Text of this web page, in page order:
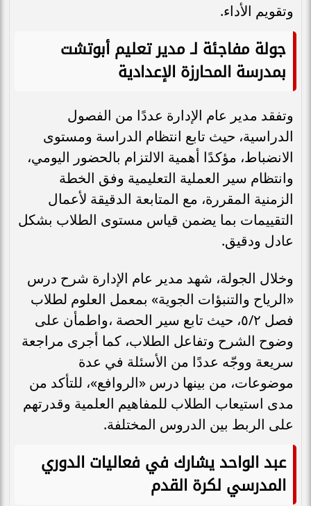
وتقويم الأداء.
جولة مفاجئة لـ مدير تعليم أبوتشت
بمدرسة المحارزة الإعدادية
وتفقد مدير عام الإدارة عددًا من الفصول
الدراسية، حيث تابع انتظام الدراسة ومستوى
الانضباط، مؤكدًا أهمية الالتزام بالحضور اليومي،
وانتظام سير العملية التعليمية وفق الخطة
الزمنية المقررة، مع المتابعة الدقيقة لأعمال
التقييمات بما يضمن قياس مستوى الطلاب بشكل
عادل ودقيق.
وخلال الجولة، شهد مدير عام الإدارة شرح درس
«الرياح والتنبؤات الجوية» بمعمل العلوم لطلاب
فصل ٥/٢، حيث تابع سير الحصة ،واطمأن على
وضوح الشرح وتفاعل الطلاب، كما أجرى مراجعة
سريعة ووجّه عددًا من الأسئلة في عدة
موضوعات، من بينها درس «الروافع»، للتأكد من
مدى استيعاب الطلاب للمفاهيم العلمية وقدرتهم
على الربط بين الدروس المختلفة.
عبد الواحد يشارك في فعاليات الدوري
المدرسي لكرة القدم